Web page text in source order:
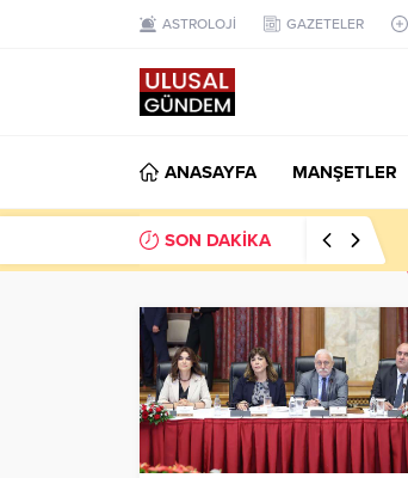
ASTROLOJİ GAZETELER
ANASAYFA MANŞETLER
SON DAKİKA